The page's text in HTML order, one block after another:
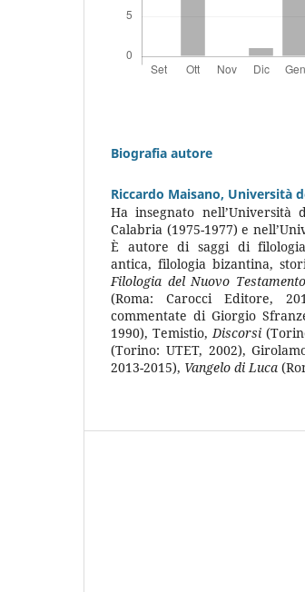
Biografia autore
Riccardo Maisano, Università
Ha insegnato nell’Università
Calabria (1975-1977) e
È autore di saggi di
antica, filologia bizantina,
Filologia del Nuovo
(Roma: Carocci Editore,
commentate di Giorgio
1990), Temistio,Discorsi
(Torino: UTET, 2002),
2013-2015), Vangelo di Luca